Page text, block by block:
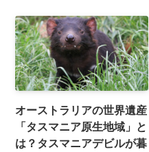
オーストラリアの世界遺産
「タスマニア原生地域」と
は？タスマニアデビルが暮